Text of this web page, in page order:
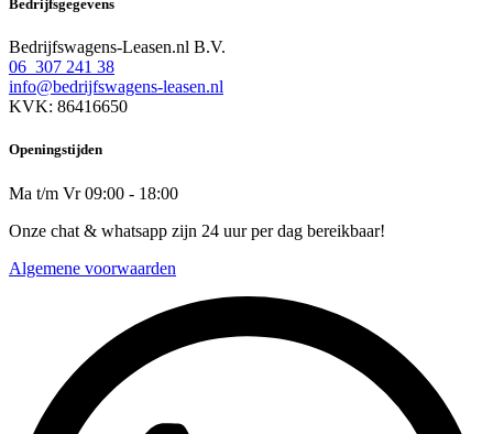
Bedrijfsgegevens
Bedrijfswagens-Leasen.nl B.V.
06 307 241 38
info@bedrijfswagens-leasen.nl
KVK: 86416650
Openingstijden
Ma t/m Vr 09:00 - 18:00
Onze chat & whatsapp zijn 24 uur per dag bereikbaar!
Algemene voorwaarden